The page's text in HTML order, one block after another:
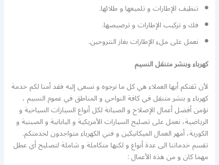
تنظيف الإطارات و تلميعها و طلائها.
فك و تركيب الإطارات و ترصيصها.
نعمل على ملء الإطارات بغاز النتروجين.
كهرباء وبنشر متنقل النسيم
لأن ثقتكم أيها العملاء هي كل ما نرجوه و نسعى إليه فقد أمنا لكم خدمة
كهرباء و بنشر متنقل في كافة النواحي و المناطق في عموم النسيم ،
نؤمن أفضل أعمال الإصلاح و الصيانة لكل أنواع السيارات السياحية و
الرياضية، نعمل على تصليح السيارات الأمريكية و اليابانية و الصينية و
الكورية، أمهر العمال الميكانيكين و فني الكهرباء متواجدون لخدمتكم.
تقسم خدماتنا الى عدة أنواع و لكنها متكاملة و شاملة لتصليح أي عطل
مهما كان و من هذه الأعمال :